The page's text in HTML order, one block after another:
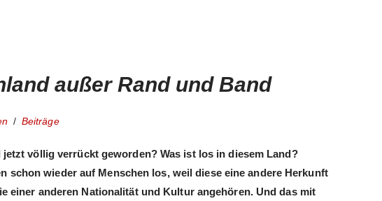
außer Rand und Band
Beiträge
jetzt völlig verrückt geworden? Was ist los in diesem Land?
schon wieder auf Menschen los, weil diese eine andere Herkunft
einer anderen Nationalität und Kultur angehören. Und das mit